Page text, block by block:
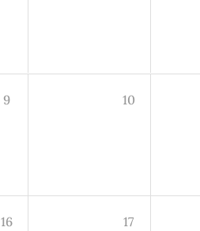
9 10
16 17